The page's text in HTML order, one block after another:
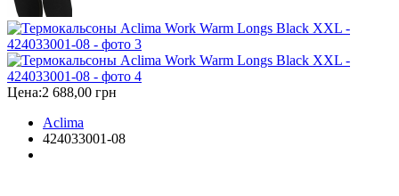
Цена:2 688,00 грн
Aclima
424033001-08